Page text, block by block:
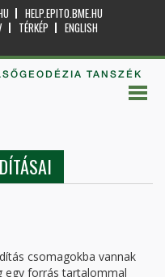
HELP.EPITO.BME.HU
TÉRKÉP
ENGLISH
TANSZÉK
csomagokba vannak
egy forrás tartalommal